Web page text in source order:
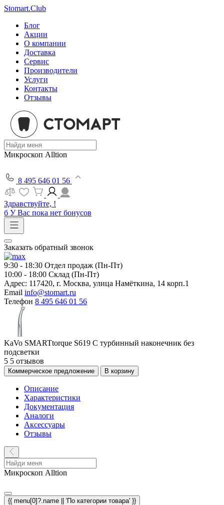
Stomart.Club
Блог
Акции
О компании
Доставка
Сервис
Производители
Услуги
Контакты
Отзывы
Микроскоп Alltion
8 495 646 01 56
Здравствуйте, !
б У Вас пока нет бонусов
Заказать обратный звонок
9:30 - 18:30 Отдел продаж (Пн-Пт)
10:00 - 18:00 Склад (Пн-Пт)
Адрес: 117420, г. Москва, улица Намёткина, 14 корп.1
Email info@stomart.ru
Телефон 8 495 646 01 56
KaVo SMARTtorque S619 C турбинный наконечник без
подсветки
5 5 отзывов
Коммерческое предложение В корзину
Описание
Характеристики
Документация
Аналоги
Аксессуары
Отзывы
Микроскоп Alltion
{{ menu[0]?.name || 'По категории товара' }}